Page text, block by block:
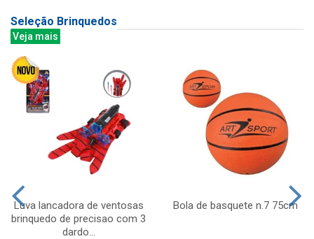
Seleção Brinquedos
Veja mais
Luva lancadora de ventosas
brinquedo de precisao com 3
dardo...
Bola de basquete n.7 75cm